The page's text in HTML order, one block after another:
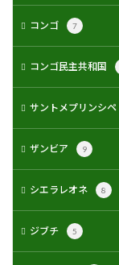
コンゴ 7
コンゴ民主共和国
サントメプリンシペ
ザンビア 9
シエラレオネ 8
ジブチ 5